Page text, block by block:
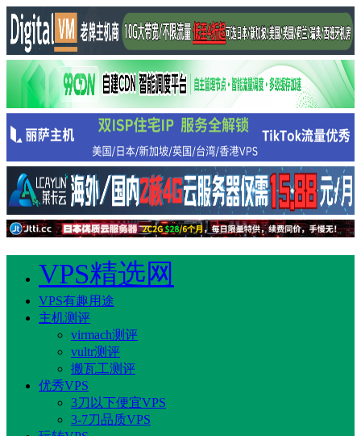
VPS精选网
VPS有趣用途
主机测评
virmach测评
vultr测评
搬瓦工测评
优秀VPS
3刀以下便宜VPS
3-7刀品质VPS